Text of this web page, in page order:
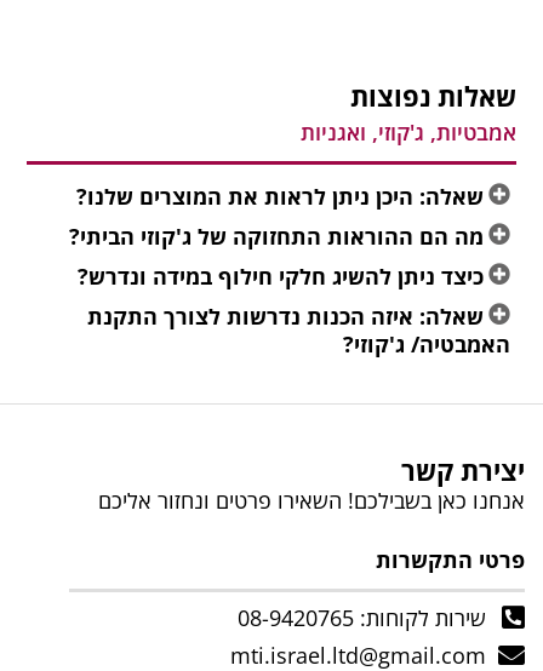
שאלות נפוצות
אמבטיות, ג'קוזי, ואגניות
שאלה: היכן ניתן לראות את המוצרים שלנו?
מה הם ההוראות התחזוקה של ג'קוזי הביתי?
כיצד ניתן להשיג חלקי חילוף במידה ונדרש?
שאלה: איזה הכנות נדרשות לצורך התקנת
האמבטיה/ ג'קוזי?
יצירת קשר
אנחנו כאן בשבילכם! השאירו פרטים ונחזור אליכם
פרטי התקשרות
שירות לקוחות: 08-9420765
mti.israel.ltd@gmail.com